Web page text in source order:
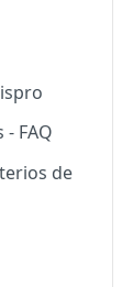
FAQ
de